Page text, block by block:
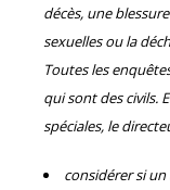
décès, une
sexuelles ou la
Toutes les
qui sont des civils.
spéciales, le
considérer si